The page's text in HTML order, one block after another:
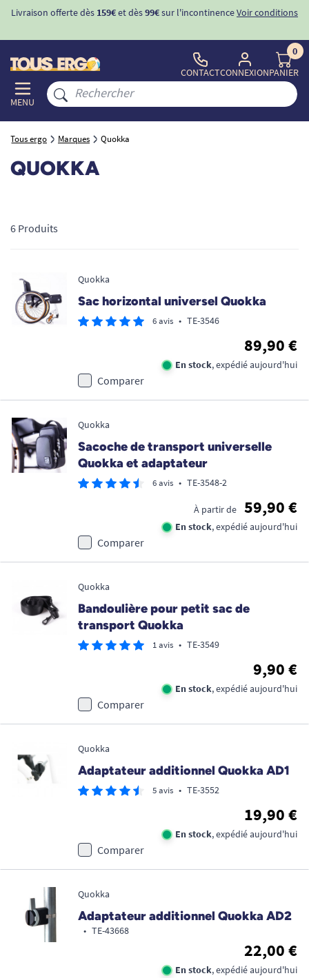
Livraison offerte dès 159€et dès99€sur l'incontinenceVoir conditions
MENU
CONTACTCONNEXION
0
PANIER
Tous ergo Marques Quokka
QUOKKA
6 Produits
Quokka
Sac horizontal universel Quokka
6 avis • TE-3546
89,90 €
En stock, expédié aujourd'hui
Comparer
Quokka
Sacoche de transport universelle
Quokka et adaptateur
6 avis • TE-3548-2
À partir de 59,90 €
En stock, expédié aujourd'hui
Comparer
Quokka
Bandoulière pour petit sac de
transport Quokka
1 avis • TE-3549
9,90 €
En stock, expédié aujourd'hui
Comparer
Quokka
Adaptateur additionnel Quokka AD1
5 avis • TE-3552
19,90 €
En stock, expédié aujourd'hui
Comparer
Quokka
Adaptateur additionnel Quokka AD2
• TE-43668
22,00 €
En stock, expédié aujourd'hui